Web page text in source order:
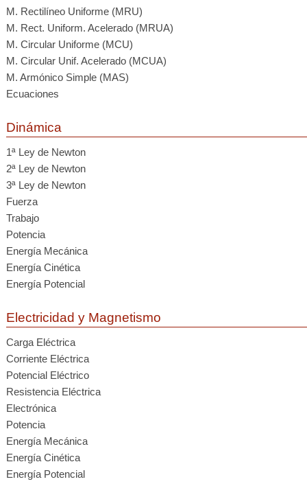
M. Rectilíneo Uniforme (MRU)
M. Rect. Uniform. Acelerado (MRUA)
M. Circular Uniforme (MCU)
M. Circular Unif. Acelerado (MCUA)
M. Armónico Simple (MAS)
Ecuaciones
Dinámica
1ª Ley de Newton
2ª Ley de Newton
3ª Ley de Newton
Fuerza
Trabajo
Potencia
Energía Mecánica
Energía Cinética
Energía Potencial
Electricidad y Magnetismo
Carga Eléctrica
Corriente Eléctrica
Potencial Eléctrico
Resistencia Eléctrica
Electrónica
Potencia
Energía Mecánica
Energía Cinética
Energía Potencial